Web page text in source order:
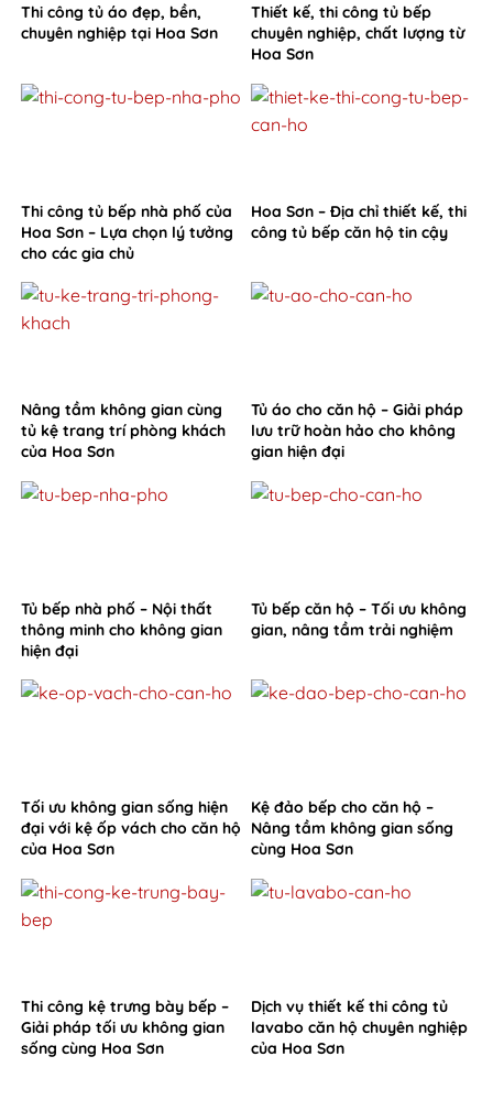
Thi công tủ áo đẹp, bền,
chuyên nghiệp tại Hoa Sơn
Thiết kế, thi công tủ bếp
chuyên nghiệp, chất lượng từ
Hoa Sơn
Thi công tủ bếp nhà phố của
Hoa Sơn – Lựa chọn lý tưởng
cho các gia chủ
Hoa Sơn – Địa chỉ thiết kế, thi
công tủ bếp căn hộ tin cậy
Nâng tầm không gian cùng
tủ kệ trang trí phòng khách
của Hoa Sơn
Tủ áo cho căn hộ – Giải pháp
lưu trữ hoàn hảo cho không
gian hiện đại
Tủ bếp nhà phố – Nội thất
thông minh cho không gian
hiện đại
Tủ bếp căn hộ – Tối ưu không
gian, nâng tầm trải nghiệm
Tối ưu không gian sống hiện
đại với kệ ốp vách cho căn hộ
của Hoa Sơn
Kệ đảo bếp cho căn hộ –
Nâng tầm không gian sống
cùng Hoa Sơn
Thi công kệ trưng bày bếp –
Giải pháp tối ưu không gian
sống cùng Hoa Sơn
Dịch vụ thiết kế thi công tủ
lavabo căn hộ chuyên nghiệp
của Hoa Sơn